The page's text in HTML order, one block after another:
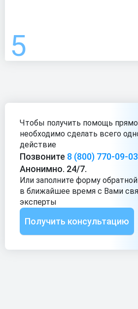
Чтобы получить помощь
необходимо сделать всего
действие
Позвоните 8 (800) 770-09-03
Анонимно. 24/7.
Или заполните форму
в ближайшее время с Вами
эксперты
Получить консультацию